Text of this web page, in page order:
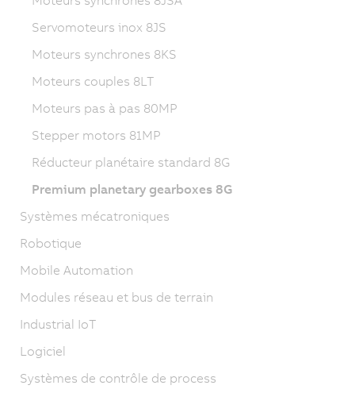
Servomoteurs inox 8JS
Moteurs synchrones 8KS
Moteurs couples 8LT
Moteurs pas à pas 80MP
Stepper motors 81MP
Réducteur planétaire standard 8G
Premium planetary gearboxes 8G
Systèmes mécatroniques
Robotique
Mobile Automation
Modules réseau et bus de terrain
Industrial IoT
Logiciel
Systèmes de contrôle de process